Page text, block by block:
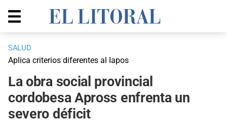
SALUD
Aplica criterios diferentes al Iapos
La obra social provincial
cordobesa Apross enfrenta un
severo déficit